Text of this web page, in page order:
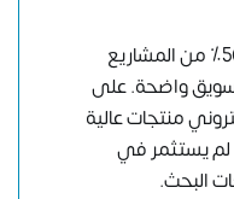
وفقًا للإحصائيات، 50٪ من المشاريع
واضحة. على
منتجات عالية
لم يستثمر في
البحث.